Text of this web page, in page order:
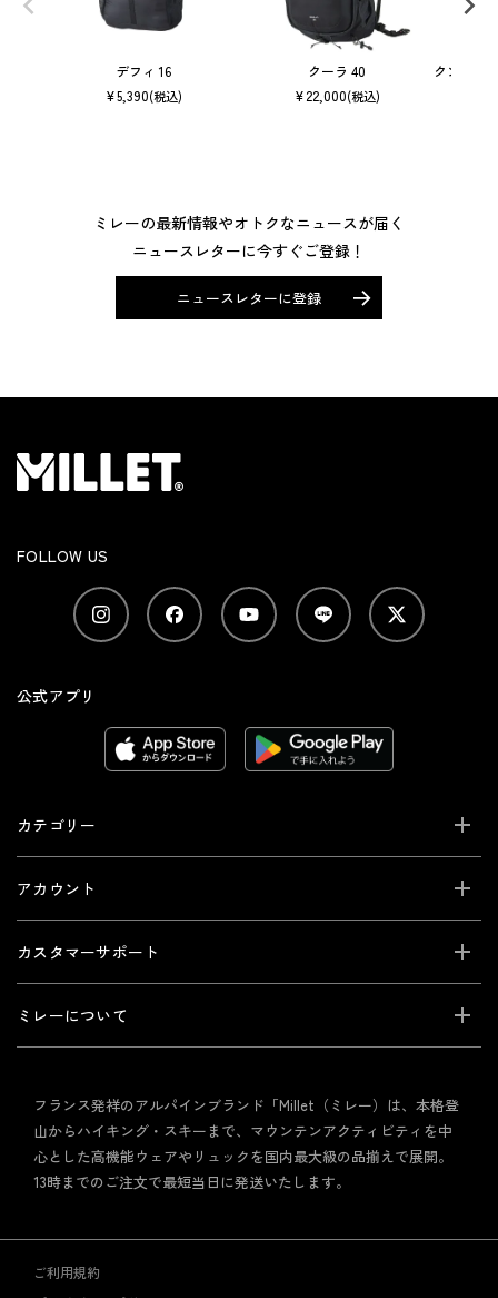
デフィ 16
¥5,390(税込)
クーラ 40
¥22,000(税込)
クンブ マ
ミレーの最新情報やオトクなニュースが届く
ニュースレターに今すぐご登録！
ニュースレターに登録
FOLLOW US
公式アプリ
カテゴリー
アカウント
カスタマーサポート
ミレーについて
フランス発祥のアルパインブランド「Millet（ミレー）は、本格登
山からハイキング・スキーまで、マウンテンアクティビティを中
心とした高機能ウェアやリュックを国内最大級の品揃えで展開。
13時までのご注文で最短当日に発送いたします。
ご利用規約